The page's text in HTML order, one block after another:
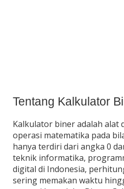
Tentang Kalkulator
Kalkulator biner adalah alat
operasi matematika pada
hanya terdiri dari angka 0
teknik informatika,
digital di Indonesia,
sering memakan waktu